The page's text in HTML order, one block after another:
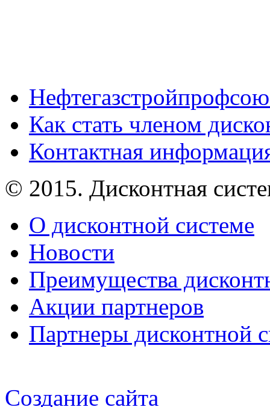
Как стать членом
Контактная
© 2015. Дисконтная
О дисконтной системе
Новости
Преимущества
Акции партнеров
Партнеры дисконтной
Создание сайта